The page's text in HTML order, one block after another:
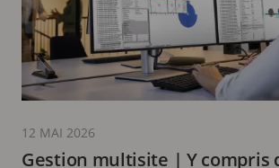
Gestion multisite | Y compris
12 MAI 2026